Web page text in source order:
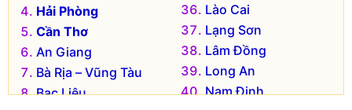
Hải Phòng
Cần Thơ
An Giang
Bà Rịa – Vũng Tàu
Bạc Liêu
Lào Cai
Lạng Sơn
Lâm Đồng
Long An
Nam Định